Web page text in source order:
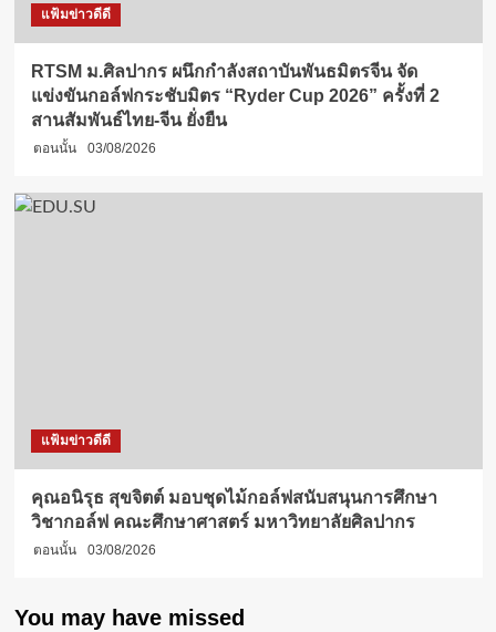
แฟ้มข่าวดีดี
RTSM ม.ศิลปากร ผนึกกำลังสถาบันพันธมิตรจีน จัด
แข่งขันกอล์ฟกระชับมิตร “Ryder Cup 2026” ครั้งที่ 2
สานสัมพันธ์ไทย-จีน ยั่งยืน
ตอนนั้น 03/08/2026
แฟ้มข่าวดีดี
คุณอนิรุธ สุขจิตต์ มอบชุดไม้กอล์ฟสนับสนุนการศึกษา
วิชากอล์ฟ คณะศึกษาศาสตร์ มหาวิทยาลัยศิลปากร
ตอนนั้น 03/08/2026
You may have missed